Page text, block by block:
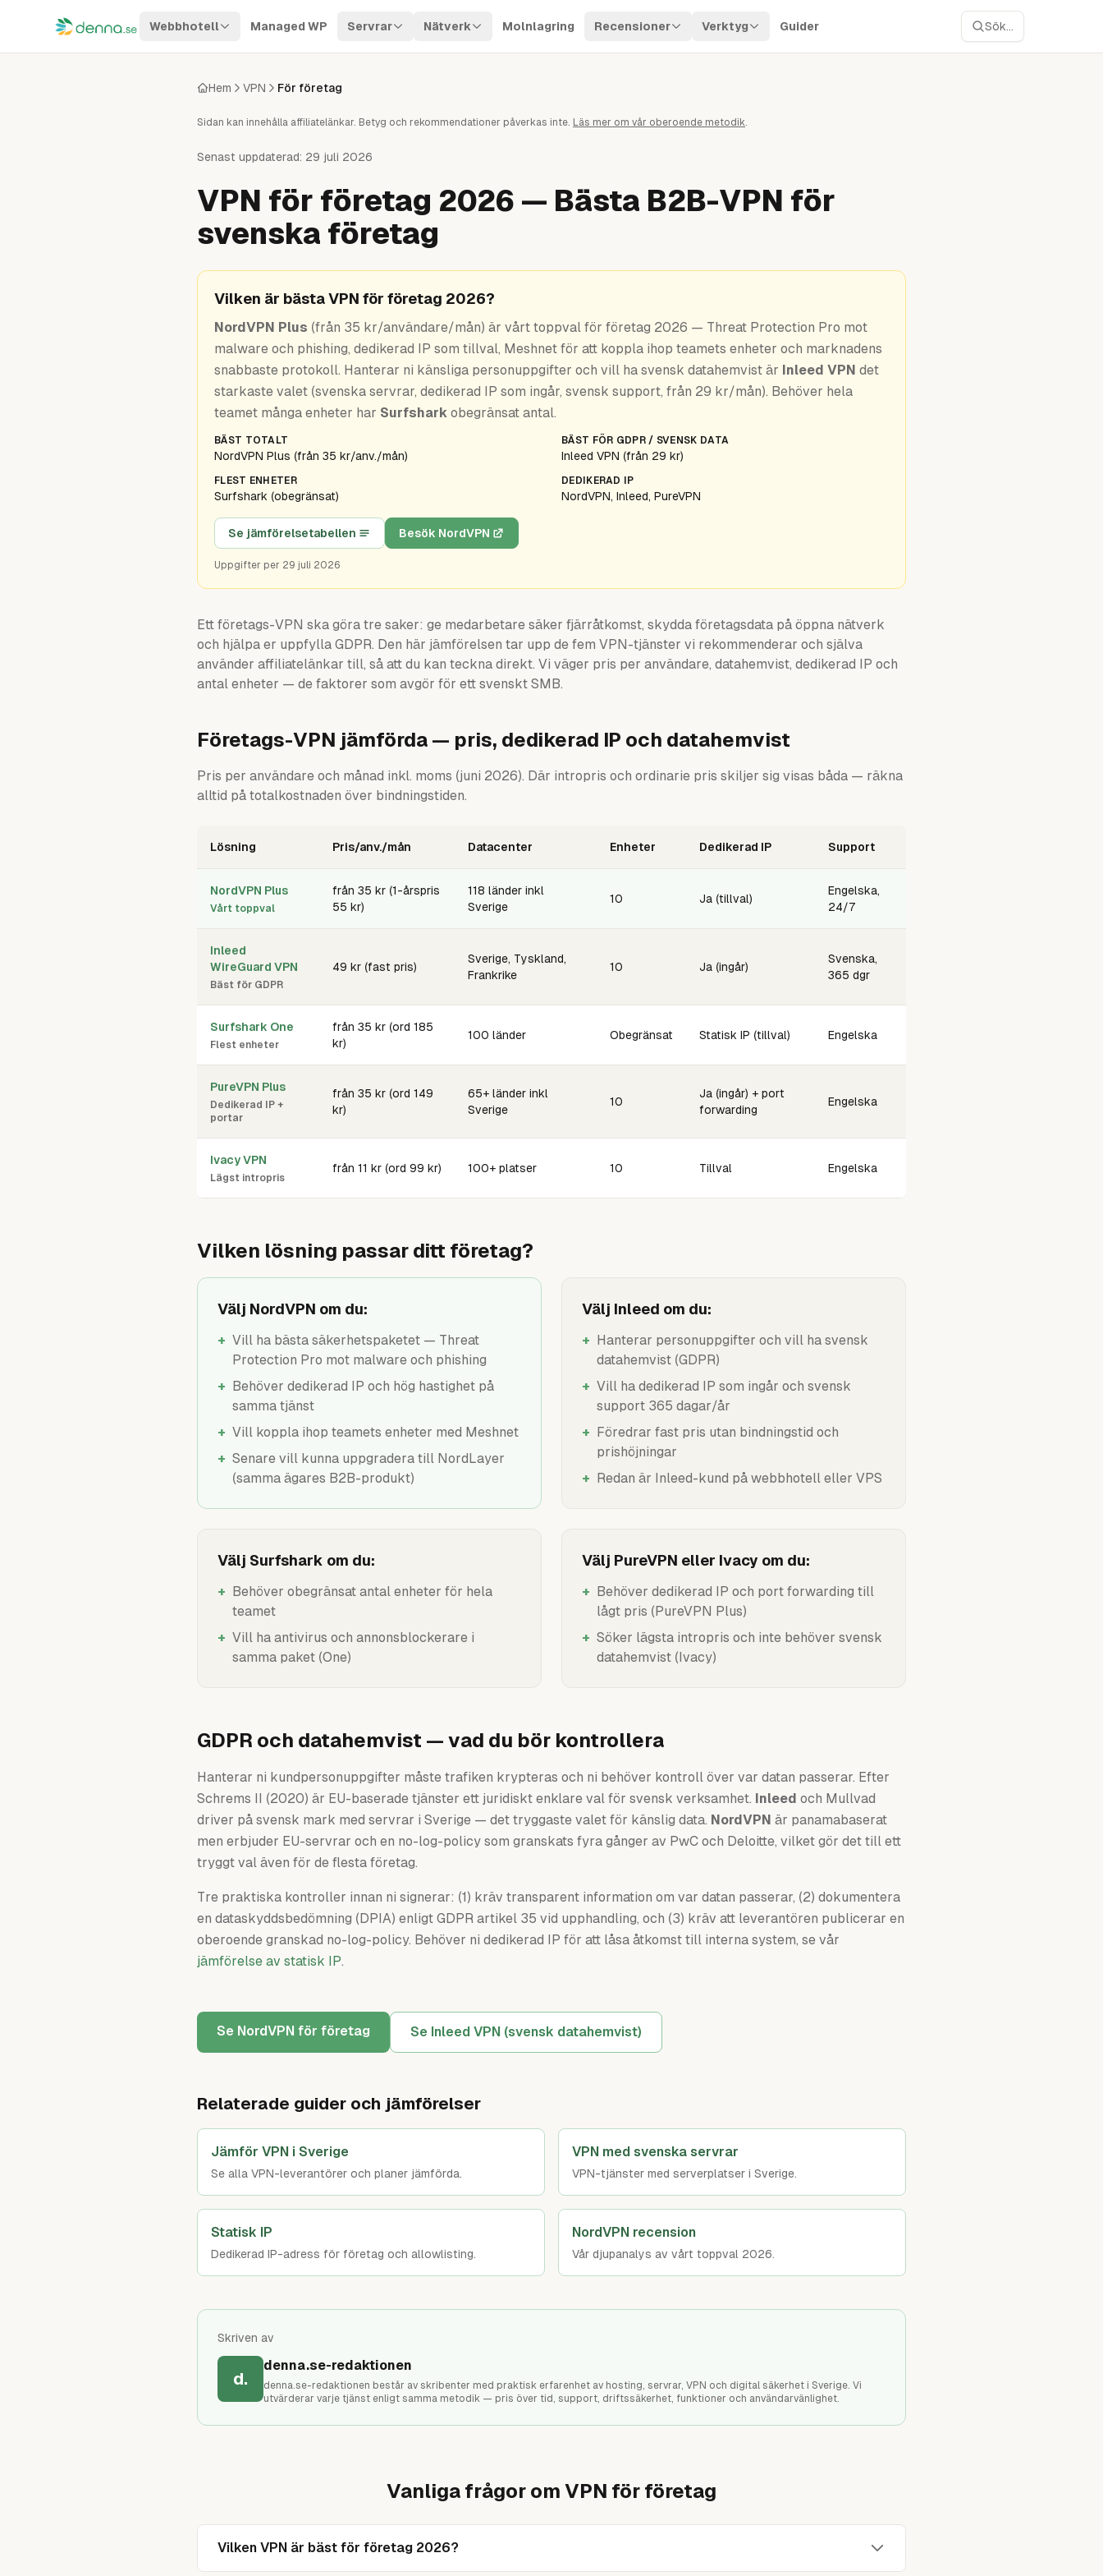
Webbhotell Managed WP Servrar Nätverk Molnlagring Recensioner Verktyg Guider Sök...
Hem VPN För företag
Sidan kan innehålla affiliatelänkar. Betyg och rekommendationer påverkas inte. Läs mer om vår oberoende metodik.
Senast uppdaterad: 29 juli 2026
VPN för företag 2026 — Bästa B2B-VPN för
svenska företag
Vilken är bästa VPN för företag 2026?
NordVPN Plus (från 35 kr/användare/mån) är vårt toppval för företag 2026 — Threat Protection Pro mot
malware och phishing, dedikerad IP som tillval, Meshnet för att koppla ihop teamets enheter och marknadens
snabbaste protokoll. Hanterar ni känsliga personuppgifter och vill ha svensk datahemvist är Inleed VPN det
starkaste valet (svenska servrar, dedikerad IP som ingår, svensk support, från 29 kr/mån). Behöver hela
teamet många enheter har Surfshark obegränsat antal.
BÄST TOTALT
NordVPN Plus (från 35 kr/anv./mån)
BÄST FÖR GDPR / SVENSK DATA
Inleed VPN (från 29 kr)
FLEST ENHETER
Surfshark (obegränsat)
DEDIKERAD IP
NordVPN, Inleed, PureVPN
Se jämförelsetabellen Besök NordVPN
Uppgifter per 29 juli 2026
Ett företags-VPN ska göra tre saker: ge medarbetare säker fjärråtkomst, skydda företagsdata på öppna nätverk
och hjälpa er uppfylla GDPR. Den här jämförelsen tar upp de fem VPN-tjänster vi rekommenderar och själva
använder affiliatelänkar till, så att du kan teckna direkt. Vi väger pris per användare, datahemvist, dedikerad IP och
antal enheter — de faktorer som avgör för ett svenskt SMB.
Företags-VPN jämförda — pris, dedikerad IP och datahemvist
Pris per användare och månad inkl. moms (juni 2026). Där intropris och ordinarie pris skiljer sig visas båda — räkna
alltid på totalkostnaden över bindningstiden.
Lösning Pris/anv./mån Datacenter Enheter Dedikerad IP Support
NordVPN Plus
Vårt toppval
från 35 kr (1-årspris
55 kr)
118 länder inkl
Sverige
10 Ja (tillval)
Engelska,
24/7
Inleed
WireGuard VPN
Bäst för GDPR
49 kr (fast pris)
Sverige, Tyskland,
Frankrike
10 Ja (ingår)
Svenska,
365 dgr
Surfshark One
Flest enheter
från 35 kr (ord 185
kr)
100 länder Obegränsat Statisk IP (tillval) Engelska
PureVPN Plus
Dedikerad IP +
portar
från 35 kr (ord 149
kr)
65+ länder inkl
Sverige
10
Ja (ingår) + port
forwarding
Engelska
Ivacy VPN
Lägst intropris
från 11 kr (ord 99 kr) 100+ platser 10 Tillval Engelska
Vilken lösning passar ditt företag?
Välj NordVPN om du:
+ Vill ha bästa säkerhetspaketet — Threat
Protection Pro mot malware och phishing
+ Behöver dedikerad IP och hög hastighet på
samma tjänst
+ Vill koppla ihop teamets enheter med Meshnet
+ Senare vill kunna uppgradera till NordLayer
(samma ägares B2B-produkt)
Välj Inleed om du:
+ Hanterar personuppgifter och vill ha svensk
datahemvist (GDPR)
+ Vill ha dedikerad IP som ingår och svensk
support 365 dagar/år
+ Föredrar fast pris utan bindningstid och
prishöjningar
+ Redan är Inleed-kund på webbhotell eller VPS
Välj Surfshark om du:
+ Behöver obegränsat antal enheter för hela
teamet
+ Vill ha antivirus och annonsblockerare i
samma paket (One)
Välj PureVPN eller Ivacy om du:
+ Behöver dedikerad IP och port forwarding till
lågt pris (PureVPN Plus)
+ Söker lägsta intropris och inte behöver svensk
datahemvist (Ivacy)
GDPR och datahemvist — vad du bör kontrollera
Hanterar ni kundpersonuppgifter måste trafiken krypteras och ni behöver kontroll över var datan passerar. Efter
Schrems II (2020) är EU-baserade tjänster ett juridiskt enklare val för svensk verksamhet. Inleed och Mullvad
driver på svensk mark med servrar i Sverige — det tryggaste valet för känslig data. NordVPN är panamabaserat
men erbjuder EU-servrar och en no-log-policy som granskats fyra gånger av PwC och Deloitte, vilket gör det till ett
tryggt val även för de flesta företag.
Tre praktiska kontroller innan ni signerar: (1) kräv transparent information om var datan passerar, (2) dokumentera
en dataskyddsbedömning (DPIA) enligt GDPR artikel 35 vid upphandling, och (3) kräv att leverantören publicerar en
oberoende granskad no-log-policy. Behöver ni dedikerad IP för att låsa åtkomst till interna system, se vår
jämförelse av statisk IP.
Se NordVPN för företag Se Inleed VPN (svensk datahemvist)
Relaterade guider och jämförelser
Jämför VPN i Sverige
Se alla VPN-leverantörer och planer jämförda.
VPN med svenska servrar
VPN-tjänster med serverplatser i Sverige.
Statisk IP
Dedikerad IP-adress för företag och allowlisting.
NordVPN recension
Vår djupanalys av vårt toppval 2026.
Skriven av
d.
denna.se-redaktionen
denna.se-redaktionen består av skribenter med praktisk erfarenhet av hosting, servrar, VPN och digital säkerhet i Sverige. Vi
utvärderar varje tjänst enligt samma metodik — pris över tid, support, driftssäkerhet, funktioner och användarvänlighet.
Vanliga frågor om VPN för företag
Vilken VPN är bäst för företag 2026?